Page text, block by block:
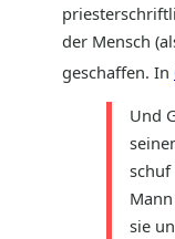
der Mensch
geschaffen. In
Und
schuf
sie